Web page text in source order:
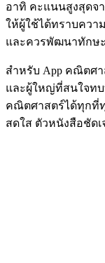
อาทิ คะแนนสูงสุดจ
ให้ผู้ใช้ได้ทราบควา
และควรพัฒนาทักษะ
สำหรับ App คณิตศ
และผู้ใหญ่ที่สนใจทบ
คณิตศาสตร์ได้ทุกที่
สดใส ตัวหนังสือชัด